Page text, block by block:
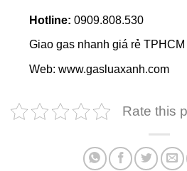
Hotline: 0909.808.530
Giao gas nhanh giá rẻ TPHCM
Web: www.gasluaxanh.com
Rate this